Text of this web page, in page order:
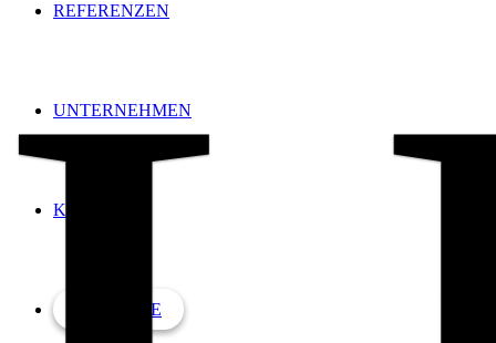
REFE­RENZEN
UNTER­NEHMEN
KARRIERE
ANFRAGE